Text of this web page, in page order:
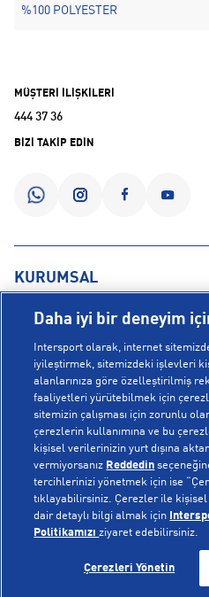
TÜKENDİ
%100 POLYESTER
TÜKENDİ
MÜŞTERİ İLİŞKİLERİ
444 37 36
BİZİ TAKİP EDİN
KURUMSAL
Hakkımızda
Mağazalarımız
Bilgi Toplumu Hizmetleri
Gizlilik Politikası
İşlem Rehberi
Kampanyalar
Çerez Politikası
Çerez Ayarları
YARDIM
Sipariş Takibi
İptal & İade
Sıkça Sorulan Sorular
Yetkili Servis Listesi
Bize Ulaşın
POPÜLER KOLEKSİYONLAR
Voleybol Milli Takım
New Balance 408
Nike Initiator
On Cloudmonster
© Copyright INTERSPORT 2026
Üyelik SözleşmesiGizlilikÇerezler
Daha iyi bir deneyim
Intersport olarak, internet
iyileştirmek, sitemizdeki işlevleri
alanlarınıza göre özelleştirilmiş
faaliyetleri yürütebilmek için
sitemizin çalışması için zorunlu
çerezlerin kullanımına ve bu
kişisel verilerinizin yurt dışına
vermiyorsanız Reddedin
tercihlerinizi yönetmek için ise
tıklayabilirsiniz. Çerezler ile
dair detaylı bilgi almak için
Politikamızıziyaret edebilirsiniz.
Çerezleri Yönetin